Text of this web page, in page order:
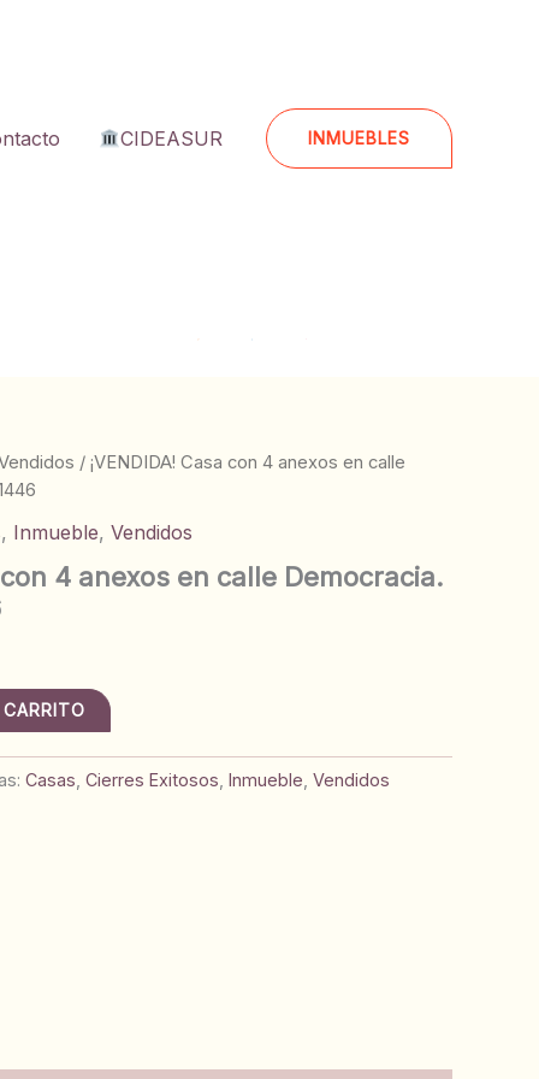
CIDEASUR INMUEBLES
/ ¡VENDIDA! Casa con 4 anexos en calle
, Inmueble, Vendidos
con 4 anexos en calle Democracia.
Casas Cierres Exitosos Inmueble Vendidos